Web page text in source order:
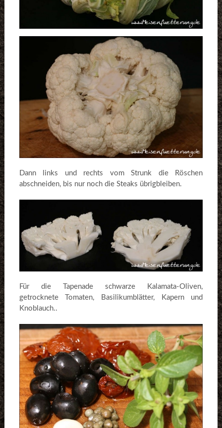
Dann links und rechts vom Strunk die Röschen
abschneiden, bis nur noch die Steaks übrigbleiben.
Für die Tapenade schwarze Kalamata-Oliven,
getrocknete Tomaten, Basilikumblätter, Kapern und
Knoblauch..